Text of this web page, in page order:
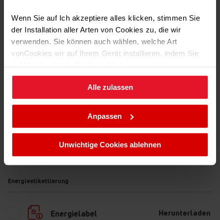
Wenn Sie auf Ich akzeptiere alles klicken, stimmen Sie
der Installation aller Arten von Cookies zu, die wir
verwenden. Sie können auch wählen, welche Art
vonCookies wir auf Ihrem Gerät installieren, indem Sie
auf Mechanismus Cookies. klicken.
Sie können Ihre Cookie-Einstellungen jederzeit ändern,
indem Sie die Cookie-Richtlinie .aufrufen.
Alle zulassen
Anpassen
Unwichtige Cookies ablehnen
Türanschlag je nach Bedarf
geändert werden kann.
Transport Daten
Dateienzum Download
Energieetikettierung
Energielabel Herunterladen